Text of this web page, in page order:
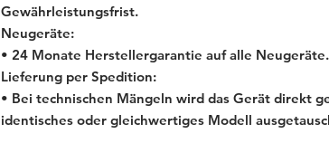
Gewährleistungsfrist.
Neugeräte:
• 24 Monate Herstellergarantie auf alle Neugeräte.
Lieferung per Spedition:
• Bei technischen Mängeln wird das Gerät direkt
identisches oder gleichwertiges Modell